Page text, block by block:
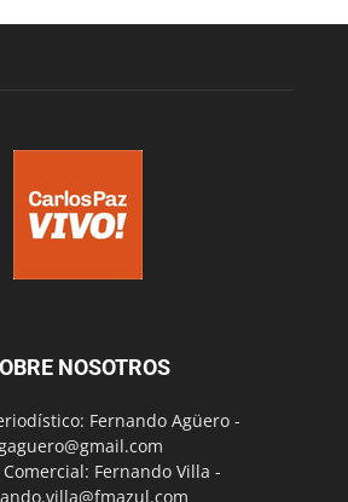
NOSOTROS
Fernando Agüero -
Fernando Villa -